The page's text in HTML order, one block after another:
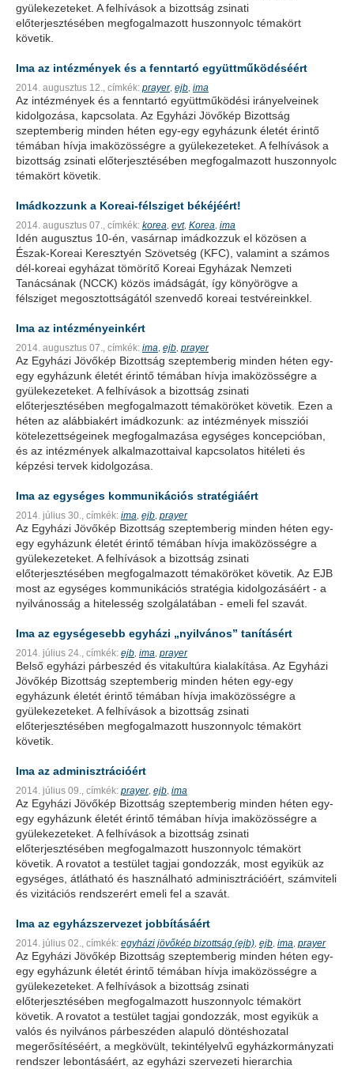
gyülekezeteket. A felhívások a bizottság zsinati
előterjesztésében megfogalmazott huszonnyolc témakört
követik.
Ima az intézmények és a fenntartó együttműködéséért
2014. augusztus 12., címkék: prayer, ejb ima
Az intézmények és a fenntartó együttműködési irányelveinek
kidolgozása, kapcsolata. Az Egyházi Jövőkép Bizottság
szeptemberig minden héten egy-egy egyházunk életét érintő
témában hívja imaközösségre a gyülekezeteket. A felhívások a
bizottság zsinati előterjesztésében megfogalmazott huszonnyolc
témakört követik.
Imádkozzunk a Koreai-félsziget békéjéért!
2014. augusztus 07., címkék: korea evt, Korea ima
Idén augusztus 10-én, vasárnap imádkozzuk el közösen a
Észak-Koreai Keresztyén Szövetség (KFC), valamint a számos
dél-koreai egyházat tömörítő Koreai Egyházak Nemzeti
Tanácsának (NCCK) közös imádságát, így könyörögve a
félsziget megosztottságától szenvedő koreai testvéreinkkel.
Ima az intézményeinkért
2014. augusztus 07., címkék: ima ejb prayer
Az Egyházi Jövőkép Bizottság szeptemberig minden héten egy-
egy egyházunk életét érintő témában hívja imaközösségre a
gyülekezeteket. A felhívások a bizottság zsinati
előterjesztésében megfogalmazott témaköröket követik. Ezen a
héten az alábbiakért imádkozunk: az intézmények missziói
kötelezettségeinek megfogalmazása egységes koncepcióban,
és az intézmények alkalmazottaival kapcsolatos hitéleti és
képzési tervek kidolgozása.
Ima az egységes kommunikációs stratégiáért
2014. július 30., címkék: ima ejb prayer
Az Egyházi Jövőkép Bizottság szeptemberig minden héten egy-
egy egyházunk életét érintő témában hívja imaközösségre a
gyülekezeteket. A felhívások a bizottság zsinati
előterjesztésében megfogalmazott témaköröket követik. Az EJB
most az egységes kommunikációs stratégia kidolgozásáért - a
nyilvánosság a hitelesség szolgálatában - emeli fel szavát.
Ima az egységesebb egyházi „nyilvános” tanításért
2014. július 24., címkék: ejb ima prayer
Belső egyházi párbeszéd és vitakultúra kialakítása. Az Egyházi
Jövőkép Bizottság szeptemberig minden héten egy-egy
egyházunk életét érintő témában hívja imaközösségre a
gyülekezeteket. A felhívások a bizottság zsinati
előterjesztésében megfogalmazott huszonnyolc témakört
követik.
Ima az adminisztrációért
2014. július 09., címkék: prayer, ejb ima
Az Egyházi Jövőkép Bizottság szeptemberig minden héten egy-
egy egyházunk életét érintő témában hívja imaközösségre a
gyülekezeteket. A felhívások a bizottság zsinati
előterjesztésében megfogalmazott huszonnyolc témakört
követik. A rovatot a testület tagjai gondozzák, most egyikük az
egységes, átlátható és használható adminisztrációért, számviteli
és vizitációs rendszerért emeli fel a szavát.
Ima az egyházszervezet jobbításáért
2014. július 02., címkék: egyházi jövőkép bizottság (ejb) ejb ima prayer
Az Egyházi Jövőkép Bizottság szeptemberig minden héten egy-
egy egyházunk életét érintő témában hívja imaközösségre a
gyülekezeteket. A felhívások a bizottság zsinati
előterjesztésében megfogalmazott huszonnyolc témakört
követik. A rovatot a testület tagjai gondozzák, most egyikük a
valós és nyilvános párbeszéden alapuló döntéshozatal
megerősítéséért, a megkövült, tekintélyelvű egyházkormányzati
rendszer lebontásáért, az egyházi szervezeti hierarchia